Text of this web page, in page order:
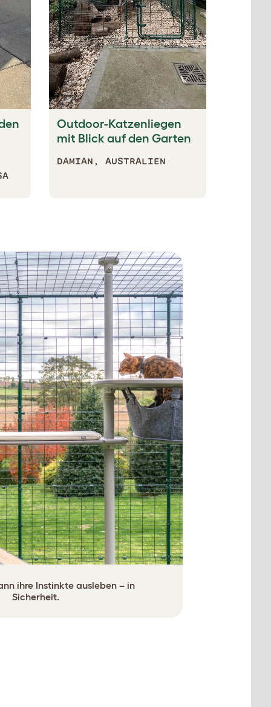
Outdoor-Katzenliegen
mit Blick auf den Garten
DAMIAN, AUSTRALIEN
ihre Instinkte ausleben – in
Sicherheit.